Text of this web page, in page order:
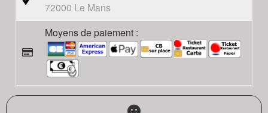
72000 Le Mans
Moyens de paiement :